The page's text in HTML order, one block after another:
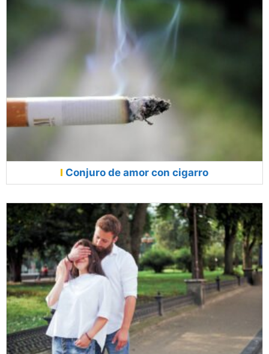
Conjuro de amor con cigarro